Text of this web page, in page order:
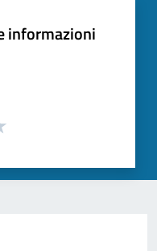
informazioni